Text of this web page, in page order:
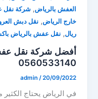
العفش بالرياض,شركة نقل
خارج الرياض, نقل دبش
ريال, نقل عفش بالرياض
أفضل شركة نقل
0560533140
admin /20/09/2022
في الرياض يحتاج